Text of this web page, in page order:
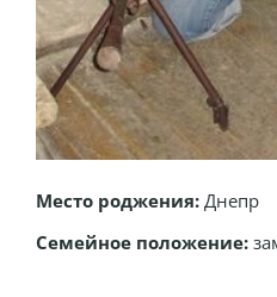
Место роджения: Днепр
Семейное положение: